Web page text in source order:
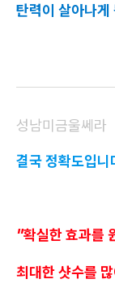
탄력이 살아나게
성남미금울쎄라
결국 정확도입니
"확실한 효과를
최대한 샷수를